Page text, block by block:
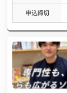
申込締切